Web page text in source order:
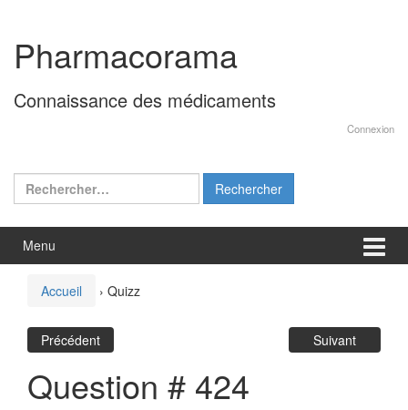
contenu
menu
principal
Pharmacorama
Connaissance des médicaments
Connexion
Rechercher :
Menu
Accueil › Quizz
Précédent Suivant
Question # 424